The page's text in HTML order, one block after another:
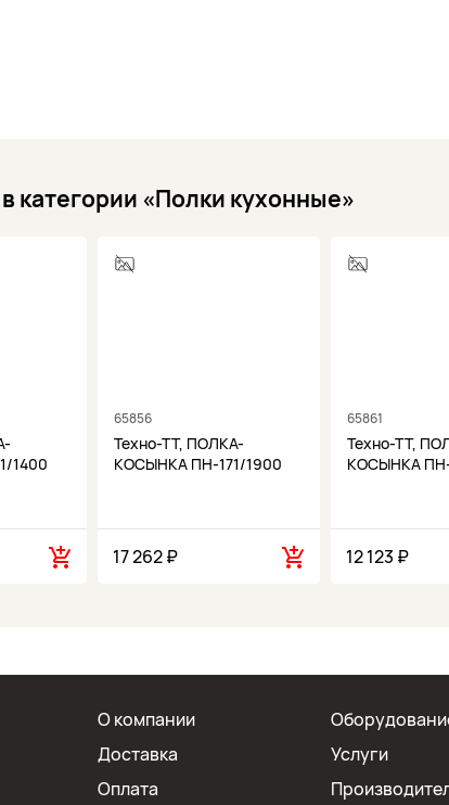
категории «Полки кухонные»
1400
65856
Техно-ТТ, ПОЛКА-
КОСЫНКА ПН-171/1900
17 262 ₽
65861
Техно-ТТ,
КОСЫНКА ПН-
12 123 ₽
О компании
Доставка
Оплата
Услуги